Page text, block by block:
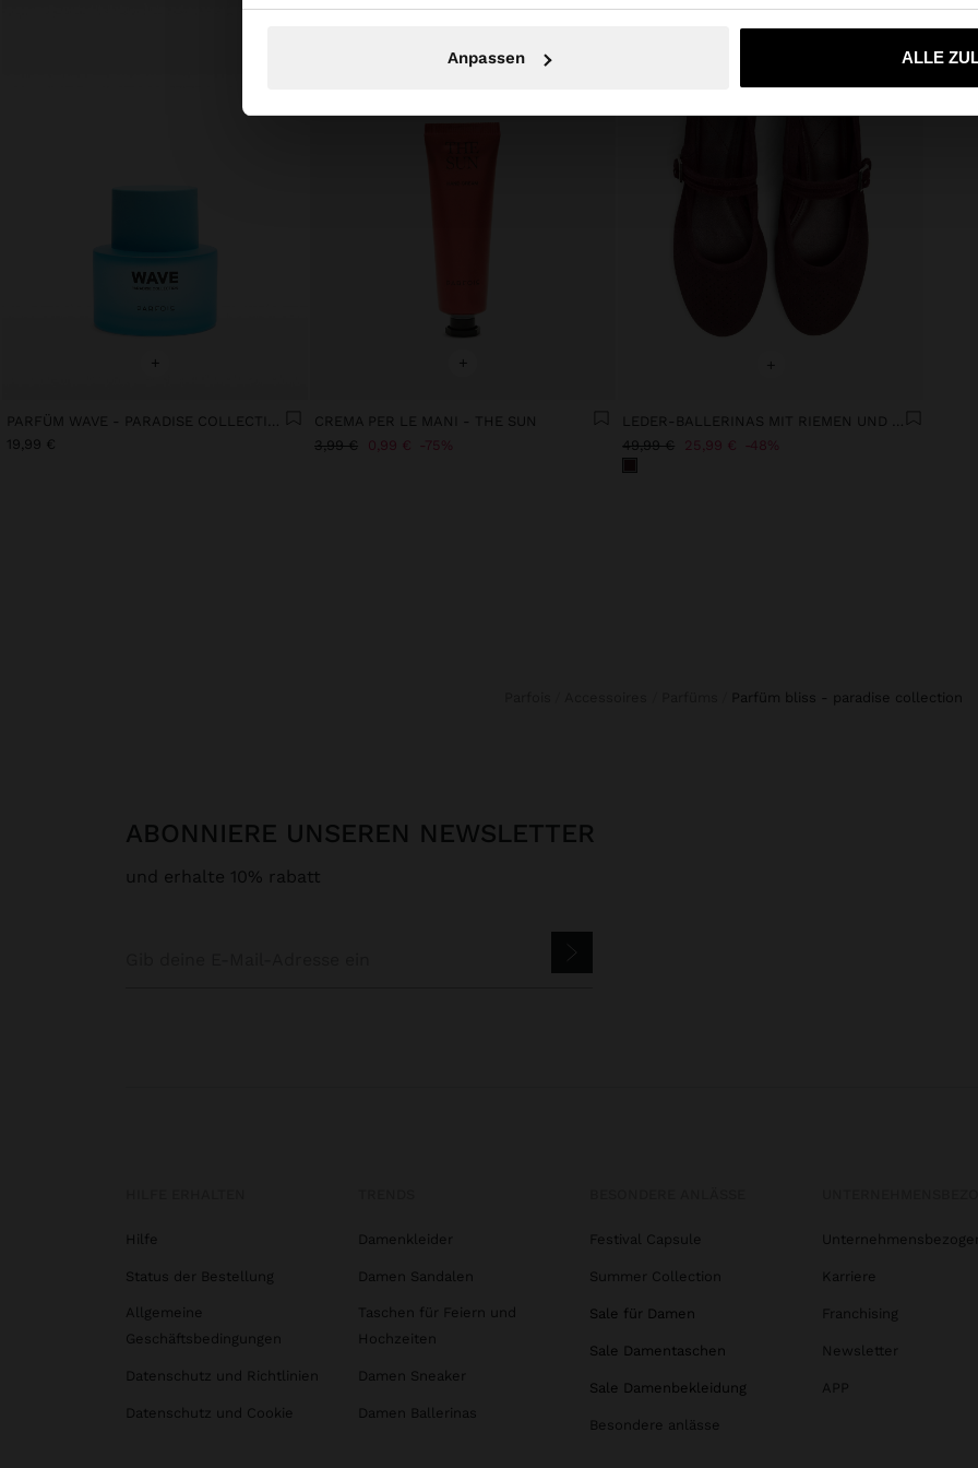
Anpassen ALLE
Nein, bleiben Sie bei Deutschland Ja, bringen Sie
+
19,99 €
+
CREMA PER LE MANI - THE SUN
3,99 € 0,99 € 75%
+
49,99 € 25,99 € 48%
parfüm bliss - paradise collection
ABONNIERE UNSEREN NEWSLETTER
und erhalte 10% rabatt
Hilfe
Status der Bestellung
Allgemeine
Geschäftsbedingungen
Datenschutz und Richtlinien
Datenschutz und Cookie
Damenkleider
Damen Sandalen
Taschen für Feiern und
Hochzeiten
Damen Sneaker
Damen Ballerinas
Festival Capsule
Summer Collection
Sale für Damen
Sale Damentaschen
Sale Damenbekleidung
Besondere anlässe
Karriere
Franchising
Newsletter
APP